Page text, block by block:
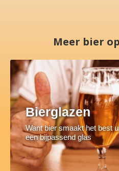
Meer bier
Bierglazen
Want bier smaakt het best
een bijpassend glas